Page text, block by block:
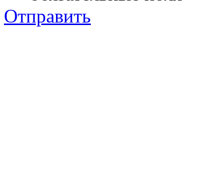
Отправить